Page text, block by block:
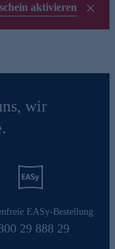
aktivieren
wir
EASy-Bestellung
29 888 29